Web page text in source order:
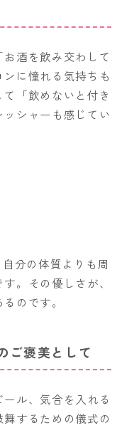
お酒を飲み交わして
に憧れる気持ちも
「飲めないと付き
シャーも感じてい
分の体質よりも周
。その優しさが、
のです。
ご褒美として
ル、気合を入れる
するための儀式の